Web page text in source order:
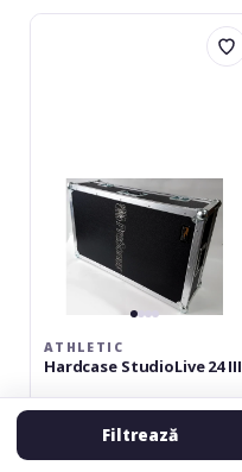
Athletic
ATHLETIC
Hardcase StudioLive 24 III
Cutie transport mixer
Filtrează